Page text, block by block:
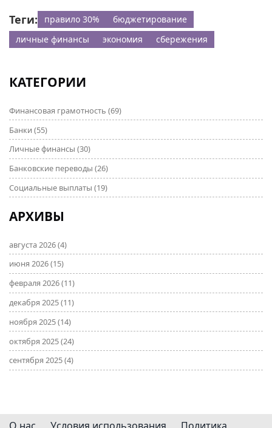
Теги: правило 30%
бюджетирование
личные финансы
экономия сбережения
КАТЕГОРИИ
Финансовая грамотность (69)
Банки (55)
Личные финансы (30)
Банковские переводы (26)
Социальные выплаты (19)
АРХИВЫ
августа 2026(4)
июня 2026(15)
февраля 2026(11)
декабря 2025(11)
ноября 2025(14)
октября 2025(24)
сентября 2025(4)